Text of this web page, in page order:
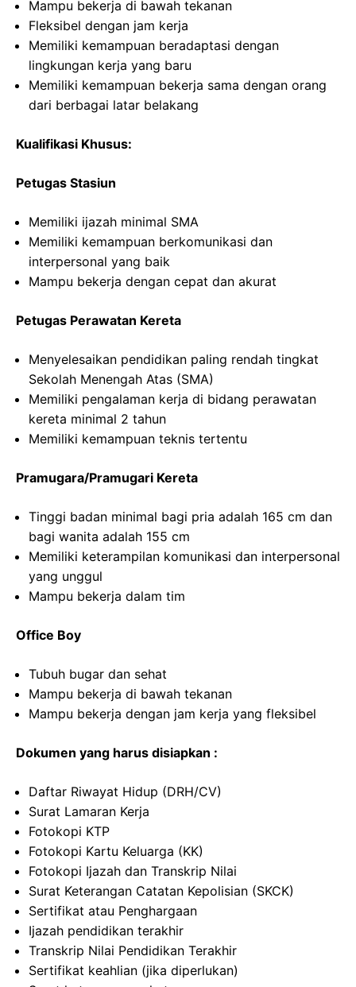
Mampu bekerja di bawah tekanan
Fleksibel dengan jam kerja
Memiliki kemampuan beradaptasi dengan
lingkungan kerja yang baru
Memiliki kemampuan bekerja sama dengan orang
dari berbagai latar belakang
Kualifikasi Khusus:
Petugas Stasiun
Memiliki ijazah minimal SMA
Memiliki kemampuan berkomunikasi dan
interpersonal yang baik
Mampu bekerja dengan cepat dan akurat
Petugas Perawatan Kereta
Menyelesaikan pendidikan paling rendah tingkat
Sekolah Menengah Atas (SMA)
Memiliki pengalaman kerja di bidang perawatan
kereta minimal 2 tahun
Memiliki kemampuan teknis tertentu
Pramugara/Pramugari Kereta
Tinggi badan minimal bagi pria adalah 165 cm dan
bagi wanita adalah 155 cm
Memiliki keterampilan komunikasi dan interpersonal
yang unggul
Mampu bekerja dalam tim
Office Boy
Tubuh bugar dan sehat
Mampu bekerja di bawah tekanan
Mampu bekerja dengan jam kerja yang fleksibel
Dokumen yang harus disiapkan :
Daftar Riwayat Hidup (DRH/CV)
Surat Lamaran Kerja
Fotokopi KTP
Fotokopi Kartu Keluarga (KK)
Fotokopi Ijazah dan Transkrip Nilai
Surat Keterangan Catatan Kepolisian (SKCK)
Sertifikat atau Penghargaan
Ijazah pendidikan terakhir
Transkrip Nilai Pendidikan Terakhir
Sertifikat keahlian (jika diperlukan)